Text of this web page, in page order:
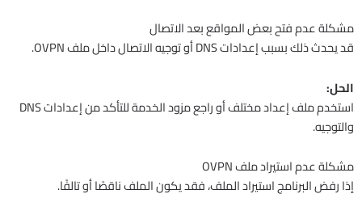
مشكلة عدم فتح بعض المواقع بعد الاتصال
قد يحدث ذلك بسبب إعدادات DNS أو توجيه الاتصال داخل ملف OVPN.
الحل:
استخدم ملف إعداد مختلف أو راجع مزود الخدمة للتأكد من إعدادات DNS
والتوجيه.
مشكلة عدم استيراد ملف OVPN
إذا رفض البرنامج استيراد الملف، فقد يكون الملف ناقصًا أو تالفًا.